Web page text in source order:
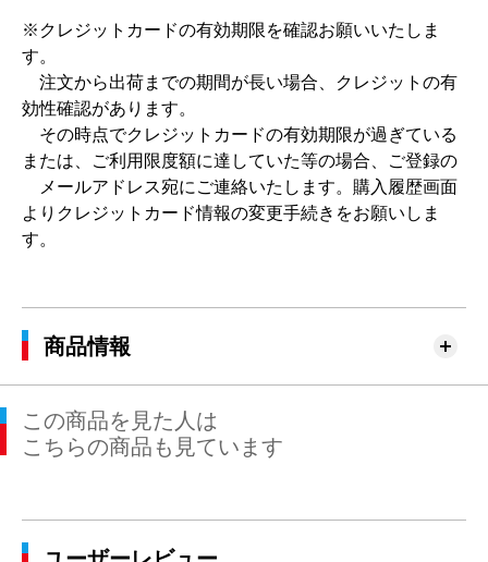
※クレジットカードの有効期限を確認お願いいたしま
す。
注文から出荷までの期間が長い場合、クレジットの有
効性確認があります。
その時点でクレジットカードの有効期限が過ぎている
または、ご利用限度額に達していた等の場合、ご登録の
メールアドレス宛にご連絡いたします。購入履歴画面
よりクレジットカード情報の変更手続きをお願いしま
す。
商品情報
この商品を見た人は
こちらの商品も見ています